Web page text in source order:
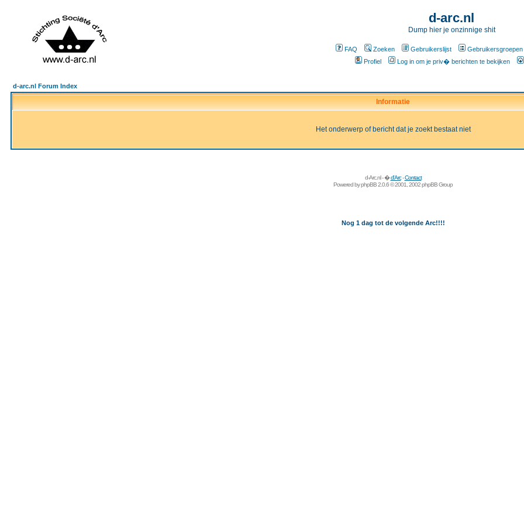
d-arc.nl
Dump hier je onzinnige shit
FAQ Zoeken Gebruikerslijst Gebruikersgroepen
Profiel
Log in om je priv� berichten te bekijken
d-arc.nl Forum Index
Informatie
Het onderwerp of bericht dat je zoekt bestaat niet
d-Arc.nl - �d'Arc-Contact
Powered byphpBB2.0.6 © 2001, 2002 phpBB Group
Nog 1 dag tot de volgende Arc!!!!